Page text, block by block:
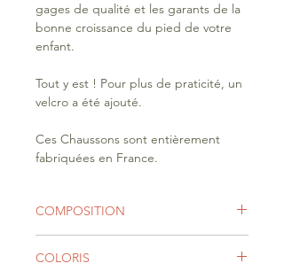
gages de qualité et les garants de la
bonne croissance du pied de votre
enfant.
Tout y est ! Pour plus de praticité, un
velcro a été ajouté.
Ces Chaussons sont entièrement
fabriquées en France.
COMPOSITION
DoublureTextile
COLORIS